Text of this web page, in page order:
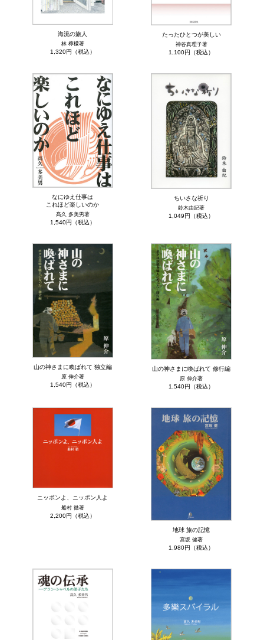
海流の旅人
林 檸檬著
1,320円（税込）
たったひとつが美しい
神谷真理子著
1,100円（税込）
なにゆえ仕事は
これほど楽しいのか
髙久 多美男著
1,540円（税込）
ちいさな祈り
鈴木由紀著
1,049円（税込）
山の神さまに喚ばれて 独立編
原 伸介著
1,540円（税込）
山の神さまに喚ばれて 修行編
原 伸介著
1,540円（税込）
ニッポンよ、ニッポン人よ
船村 徹著
2,200円（税込）
地球 旅の記憶
宮坂 健著
1,980円（税込）